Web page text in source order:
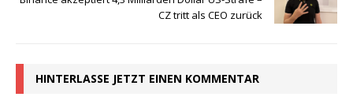
CZ tritt als CEO zurück
HINTERLASSE JETZT EINEN KOMMENTAR